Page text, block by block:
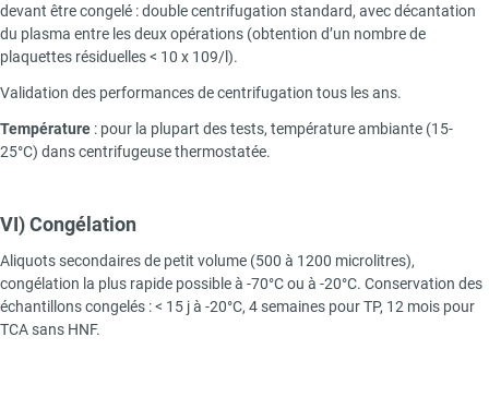
devant être congelé : double centrifugation standard, avec décantation
du plasma entre les deux opérations (obtention d’un nombre de
plaquettes résiduelles < 10 x 109/l).
Validation des performances de centrifugation tous les ans.
Température : pour la plupart des tests, température ambiante (15-
25°C) dans centrifugeuse thermostatée.
VI) Congélation
Aliquots secondaires de petit volume (500 à 1200 microlitres),
congélation la plus rapide possible à -70°C ou à -20°C. Conservation des
échantillons congelés : < 15 j à -20°C, 4 semaines pour TP, 12 mois pour
TCA sans HNF.